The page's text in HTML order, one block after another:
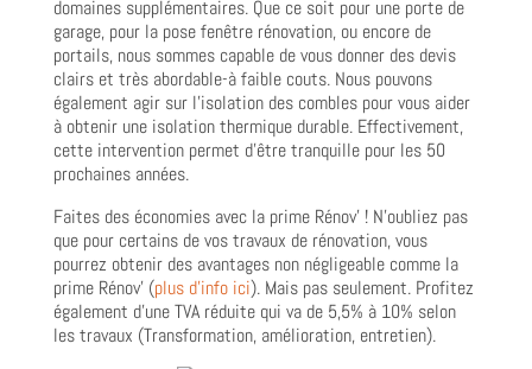
domaines supplémentaires. Que ce soit pour une porte de
garage, pour la pose fenêtre rénovation, ou encore de
portails, nous sommes capable de vous donner des devis
clairs et très abordable-à faible couts. Nous pouvons
également agir sur l’isolation des combles pour vous aider
à obtenir une isolation thermique durable. Effectivement,
cette intervention permet d’être tranquille pour les 50
prochaines années.
Faites des économies avec la prime Rénov’ ! N’oubliez pas
que pour certains de vos travaux de rénovation, vous
pourrez obtenir des avantages non négligeable comme la
prime Rénov’ (plus d’info ici). Mais pas seulement. Profitez
également d’une TVA réduite qui va de 5,5% à 10% selon
les travaux (Transformation, amélioration, entretien).